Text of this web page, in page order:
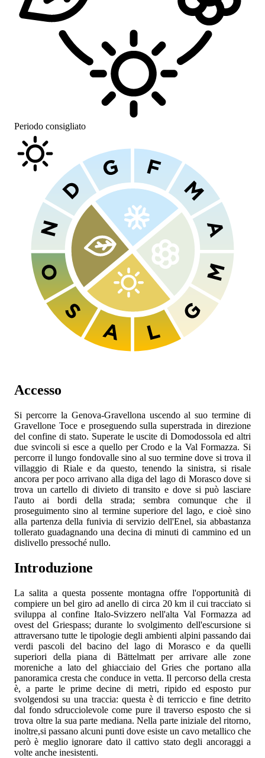
Periodo consigliato
Accesso
Si percorre la Genova-Gravellona uscendo al suo termine di
Gravellone Toce e proseguendo sulla superstrada in direzione
del confine di stato. Superate le uscite di Domodossola ed altri
due svincoli si esce a quello per Crodo e la Val Formazza. Si
percorre il lungo fondovalle sino al suo termine dove si trova il
villaggio di Riale e da questo, tenendo la sinistra, si risale
ancora per poco arrivano alla diga del lago di Morasco dove si
trova un cartello di divieto di transito e dove si può lasciare
l'auto ai bordi della strada; sembra comunque che il
proseguimento sino al termine superiore del lago, e cioè sino
alla partenza della funivia di servizio dell'Enel, sia abbastanza
tollerato guadagnando una decina di minuti di cammino ed un
dislivello pressoché nullo.
Introduzione
La salita a questa possente montagna offre l'opportunità di
compiere un bel giro ad anello di circa 20 km il cui tracciato si
sviluppa al confine Italo-Svizzero nell'alta Val Formazza ad
ovest del Griespass; durante lo svolgimento dell'escursione si
attraversano tutte le tipologie degli ambienti alpini passando dai
verdi pascoli del bacino del lago di Morasco e da quelli
superiori della piana di Bättelmatt per arrivare alle zone
moreniche a lato del ghiacciaio del Gries che portano alla
panoramica cresta che conduce in vetta. Il percorso della cresta
è, a parte le prime decine di metri, ripido ed esposto pur
svolgendosi su una traccia: questa è di terriccio e fine detrito
dal fondo sdrucciolevole come pure il traverso esposto che si
trova oltre la sua parte mediana. Nella parte iniziale del ritorno,
inoltre,si passano alcuni punti dove esiste un cavo metallico che
però è meglio ignorare dato il cattivo stato degli ancoraggi a
volte anche inesistenti.